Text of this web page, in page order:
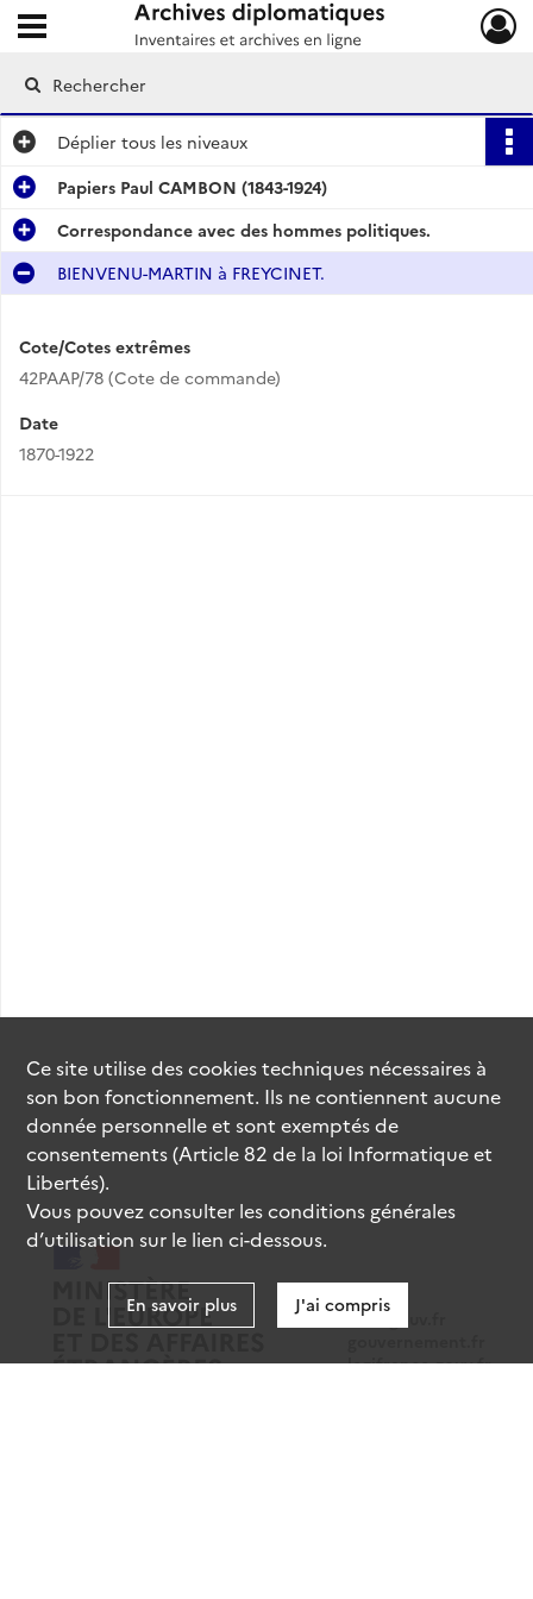
Archives diplomatiques
Ouvrir le menu déroulant
Déplier tous les niveaux
Papiers Paul CAMBON (1843-1924)
Correspondance avec des hommes politiques.
BIENVENU-MARTIN à FREYCINET.
Cote/Cotes extrêmes
42PAAP/78 (Cote de commande)
Date
1870-1922
data.gouv.fr
legifrance.gouv.fr
Ce site utilise descookiestechniques nécessaires à
son bon fonctionnement. Ils ne contiennent aucune
donnée personnelle et sont exemptés de
consentements (Article 82 de la loi Informatique et
Libertés).
Vous pouvez consulter les conditions générales
d’utilisation sur le lien ci-dessous.
En savoir plus J'ai compris